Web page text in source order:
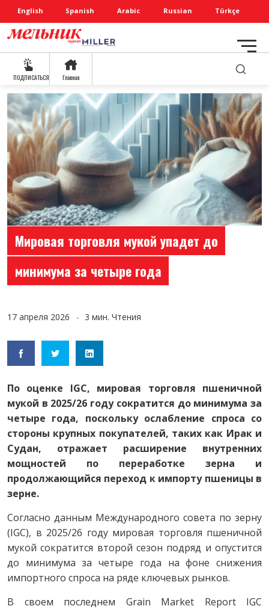
English Spanish Arabic Russian Türkçe
ПОДПИСАТЬСЯ Главная
Мировая торговля мукой упадет до
минимума за четыре года
17 апреля 2026 3 мин. Чтения
По оценке IGC, мировая торговля пшеничной
мукой в 2025/26 году сократится до минимума за
четыре года, поскольку ослабление спроса со
стороны крупных покупателей, таких как Ирак и
Судан, отражает расширение внутренних
мощностей по переработке зерна и
продолжающийся переход к импорту пшеницы в
зерне.
Согласно данным Международного совета по зерну
(IGC), в 2025/26 году мировая торговля пшеничной
мукой сократится второй сезон подряд и опустится
до минимума за четыре года на фоне снижения
импортного спроса на ряде ключевых рынков.
В своем последнем Grain Market Report IGC